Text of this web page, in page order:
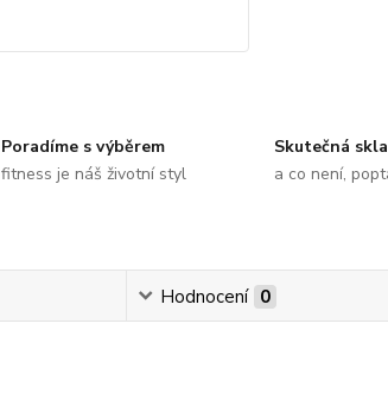
Poradíme s výběrem
fitness je náš životní styl
Skutečná
a co není,
Hodnocení 0